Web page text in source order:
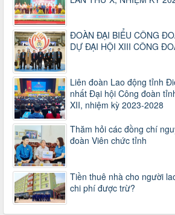
Thời gian đăng: 25/12/2024
lượt xem: 1225 | lượt tải:339
37/HD-TLĐ
Hướng dẫn Công đoàn với việc tổ chức
Ban Thanh tra Nhân dân
Thời gian đăng: 27/12/2024
lượt xem: 4949 | lượt tải:1352
35/HD-TLĐ
Hướng dẫn thực hiện một số nội dung
công tác kiểm tra, giám sát tại Công
Thời gian đăng: 27/12/2024
lượt xem: 2075 | lượt tải:507
50/2024/QH/15
Luật Công đoàn 2024
Thời gian đăng: 25/12/2024
lượt xem: 4226 | lượt tải:321
ĐOÀN ĐẠI BIỂU CÔNG
DỰ ĐẠI HỘI XIII CÔNG
Liên đoàn Lao động tỉnh
nhất Đại hội Công đoàn
XII, nhiệm kỳ 2023-2028
Thăm hỏi các đồng chí
đoàn Viên chức tỉnh
Tiền thuê nhà cho người
chi phí được trừ?